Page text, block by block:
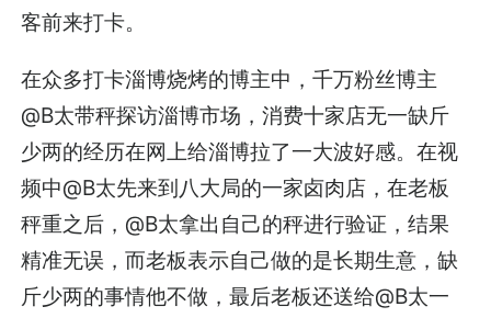
客前来打卡。
在众多打卡淄博烧烤的博主中，千万粉丝博主
@B太带秤探访淄博市场，消费十家店无一缺斤
少两的经历在网上给淄博拉了一大波好感。在视
频中@B太先来到八大局的一家卤肉店，在老板
秤重之后，@B太拿出自己的秤进行验证，结果
精准无误，而老板表示自己做的是长期生意，缺
斤少两的事情他不做，最后老板还送给@B太一